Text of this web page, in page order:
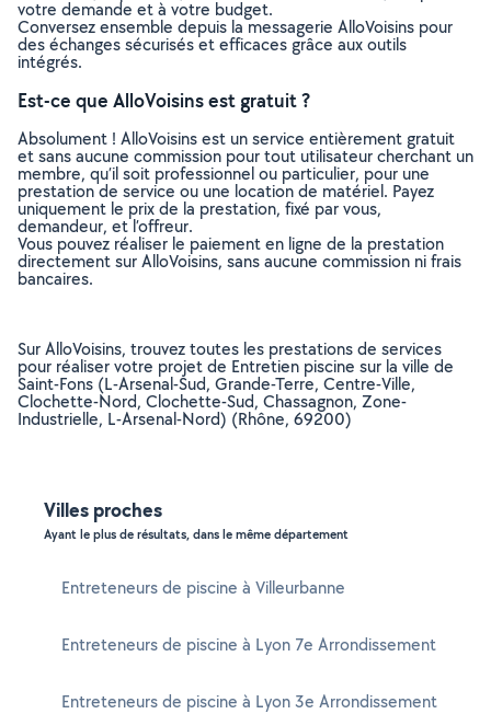
votre demande et à votre budget.
Conversez ensemble depuis la messagerie AlloVoisins pour
des échanges sécurisés et efficaces grâce aux outils
intégrés.
Est-ce que AlloVoisins est gratuit ?
Absolument ! AlloVoisins est un service entièrement gratuit
et sans aucune commission pour tout utilisateur cherchant un
membre, qu’il soit professionnel ou particulier, pour une
prestation de service ou une location de matériel. Payez
uniquement le prix de la prestation, fixé par vous,
demandeur, et l’offreur.
Vous pouvez réaliser le paiement en ligne de la prestation
directement sur AlloVoisins, sans aucune commission ni frais
bancaires.
Sur AlloVoisins, trouvez toutes les prestations de services
pour réaliser votre projet de Entretien piscine sur la ville de
Saint-Fons (L-Arsenal-Sud, Grande-Terre, Centre-Ville,
Clochette-Nord, Clochette-Sud, Chassagnon, Zone-
Industrielle, L-Arsenal-Nord) (Rhône, 69200)
Villes proches
Ayant le plus de résultats, dans le même département
Entreteneurs de piscine à Villeurbanne
Entreteneurs de piscine à Lyon 7e Arrondissement
Entreteneurs de piscine à Lyon 3e Arrondissement